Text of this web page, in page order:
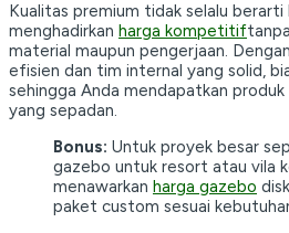
Kualitas premium tidak selalu berarti
menghadirkan harga kompetitif
material maupun pengerjaan.
efisien dan tim internal yang solid,
sehingga Anda mendapatkan
yang sepadan.
Bonus: Untuk proyek besar
gazebo untuk resort atau vila
menawarkan harga gazebo
paket custom sesuai